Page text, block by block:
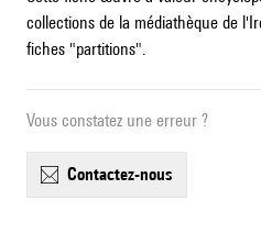
collections de la médiathèque de
fiches "partitions".
Vous constatez une erreur ?
contactez-nous